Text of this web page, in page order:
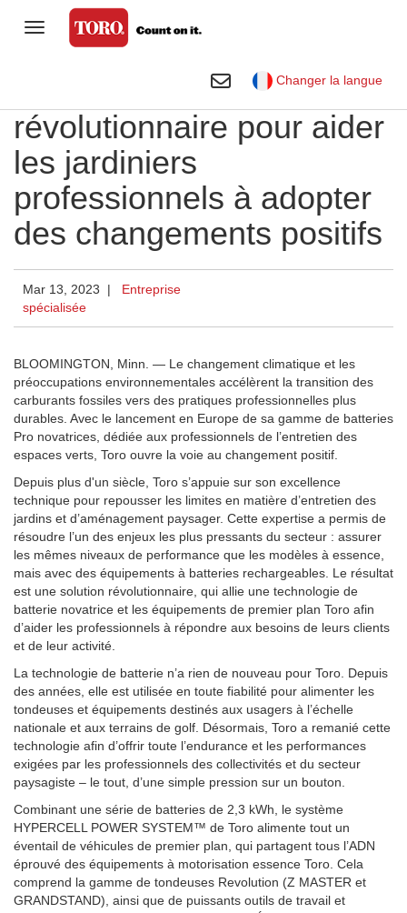
Golf
Entreprise spécialisée
Terrains de sports et espaces
verts
Location
Bibliothèque visuelle Toro
Basculer sur Navigation
Changer la langue
Basculer sur Rechercher
Une technologie
révolutionnaire pour aider
les jardiniers
professionnels à adopter
des changements positifs
Mar 13, 2023 | Entreprise
spécialisée
BLOOMINGTON, Minn. — Le changement climatique et les
préoccupations environnementales accélèrent la transition des
carburants fossiles vers des pratiques professionnelles plus
durables. Avec le lancement en Europe de sa gamme de batteries
Pro novatrices, dédiée aux professionnels de l’entretien des
espaces verts, Toro ouvre la voie au changement positif.
Depuis plus d'un siècle, Toro s’appuie sur son excellence
technique pour repousser les limites en matière d’entretien des
jardins et d’aménagement paysager. Cette expertise a permis de
résoudre l’un des enjeux les plus pressants du secteur : assurer
les mêmes niveaux de performance que les modèles à essence,
mais avec des équipements à batteries rechargeables. Le résultat
est une solution révolutionnaire, qui allie une technologie de
batterie novatrice et les équipements de premier plan Toro afin
d’aider les professionnels à répondre aux besoins de leurs clients
et de leur activité.
La technologie de batterie n’a rien de nouveau pour Toro. Depuis
des années, elle est utilisée en toute fiabilité pour alimenter les
tondeuses et équipements destinés aux usagers à l’échelle
nationale et aux terrains de golf. Désormais, Toro a remanié cette
technologie afin d’offrir toute l’endurance et les performances
exigées par les professionnels des collectivités et du secteur
paysagiste – le tout, d’une simple pression sur un bouton.
Combinant une série de batteries de 2,3 kWh, le système
HYPERCELL POWER SYSTEM™ de Toro alimente tout un
éventail de véhicules de premier plan, qui partagent tous l’ADN
éprouvé des équipements à motorisation essence Toro. Cela
comprend la gamme de tondeuses Revolution (Z MASTER et
GRANDSTAND), ainsi que de puissants outils de travail et